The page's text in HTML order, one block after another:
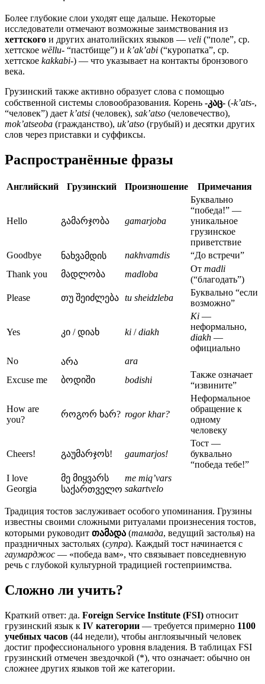
Более глубокие слои уходят еще дальше. Некоторые
исследователи отмечают возможные заимствования из
хеттского и других анатолийских языков — veli (“поле”, ср.
хеттское wēllu- “пастбище”) и k’ak’abi (“куропатка”, ср.
хеттское kakkabi-) — что указывает на контакты бронзового
века.
Грузинский также активно образует слова с помощью
собственной системы словообразования. Корень -კაც- (-k’ats-,
“человек”) дает k’atsi (человек), sak’atso (человечество),
mok’atseoba (гражданство), uk’atso (грубый) и десятки других
слов через приставки и суффиксы.
Распространённые фразы
Английский Грузинский Произношение Примечания
Hello გამარჯობა gamarjoba
Буквально
“победа!” —
уникальное
грузинское
приветствие
Goodbye
ნახვამდის nakhvamdis
“До встречи”
Thank you
მადლობა madloba
От madli
(“благодать”)
Please
თუ შეიძლება tu sheidzleba
Буквально “если
возможно”
Yes კი / დიახ ki /diakh
Ki —
неформально,
diakh —
официально
No
არა
ara
Excuse me
ბოდიში bodishi
Также означает
“извините”
How are
you?
როგორ ხარ? rogor khar?
Неформальное
обращение к
одному
человеку
Cheers! გაუმარჯოს! gaumarjos!
Тост —
буквально
“победа тебе!”
I love
Georgia
მე მიყვარს
საქართველო
me miq’vars
sakartvelo
Традиция тостов заслуживает особого упоминания. Грузины
известны своими сложными ритуалами произнесения тостов,
которыми руководит თამადა (тамада, ведущий застолья) на
праздничных застольях (супра). Каждый тост начинается с
гаумарджос — «победа вам», что связывает повседневную
речь с глубокой культурной традицией гостеприимства.
Сложно ли учить?
Краткий ответ: да. Foreign Service Institute (FSI) относит
грузинский язык к IV категории — требуется примерно 1100
учебных часов (44 недели), чтобы англоязычный человек
достиг профессионального уровня владения. В таблицах FSI
грузинский отмечен звездочкой (*), что означает: обычно он
сложнее других языков той же категории.